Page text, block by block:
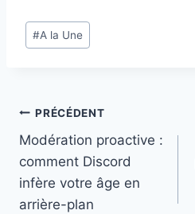
Étiquettes
de
#A la Une
Navigation
de
l’article
PRÉCÉDENT
Modération proactive :
comment Discord
infère votre âge en
arrière-plan